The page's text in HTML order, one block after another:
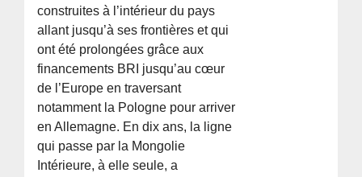
construites à l’intérieur du pays
allant jusqu’à ses frontières et qui
ont été prolongées grâce aux
financements BRI jusqu’au cœur
de l’Europe en traversant
notamment la Pologne pour arriver
en Allemagne. En dix ans, la ligne
qui passe par la Mongolie
Intérieure, à elle seule, a